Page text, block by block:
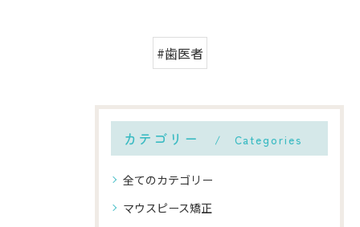
#歯医者
カテゴリー Categories
全てのカテゴリー
マウスピース矯正